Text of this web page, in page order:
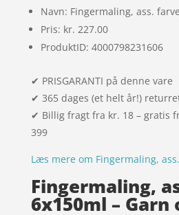
Navn: Fingermaling, ass.
Pris: kr. 227.00
ProduktID: 4000798231606
✔ PRISGARANTI på denne vare
✔ 365 dages (et helt år!)
✔ Billig fragt fra kr. 18 – gratis
399
Læs mere om Fingermaling,
Fingermaling,
6x150ml –